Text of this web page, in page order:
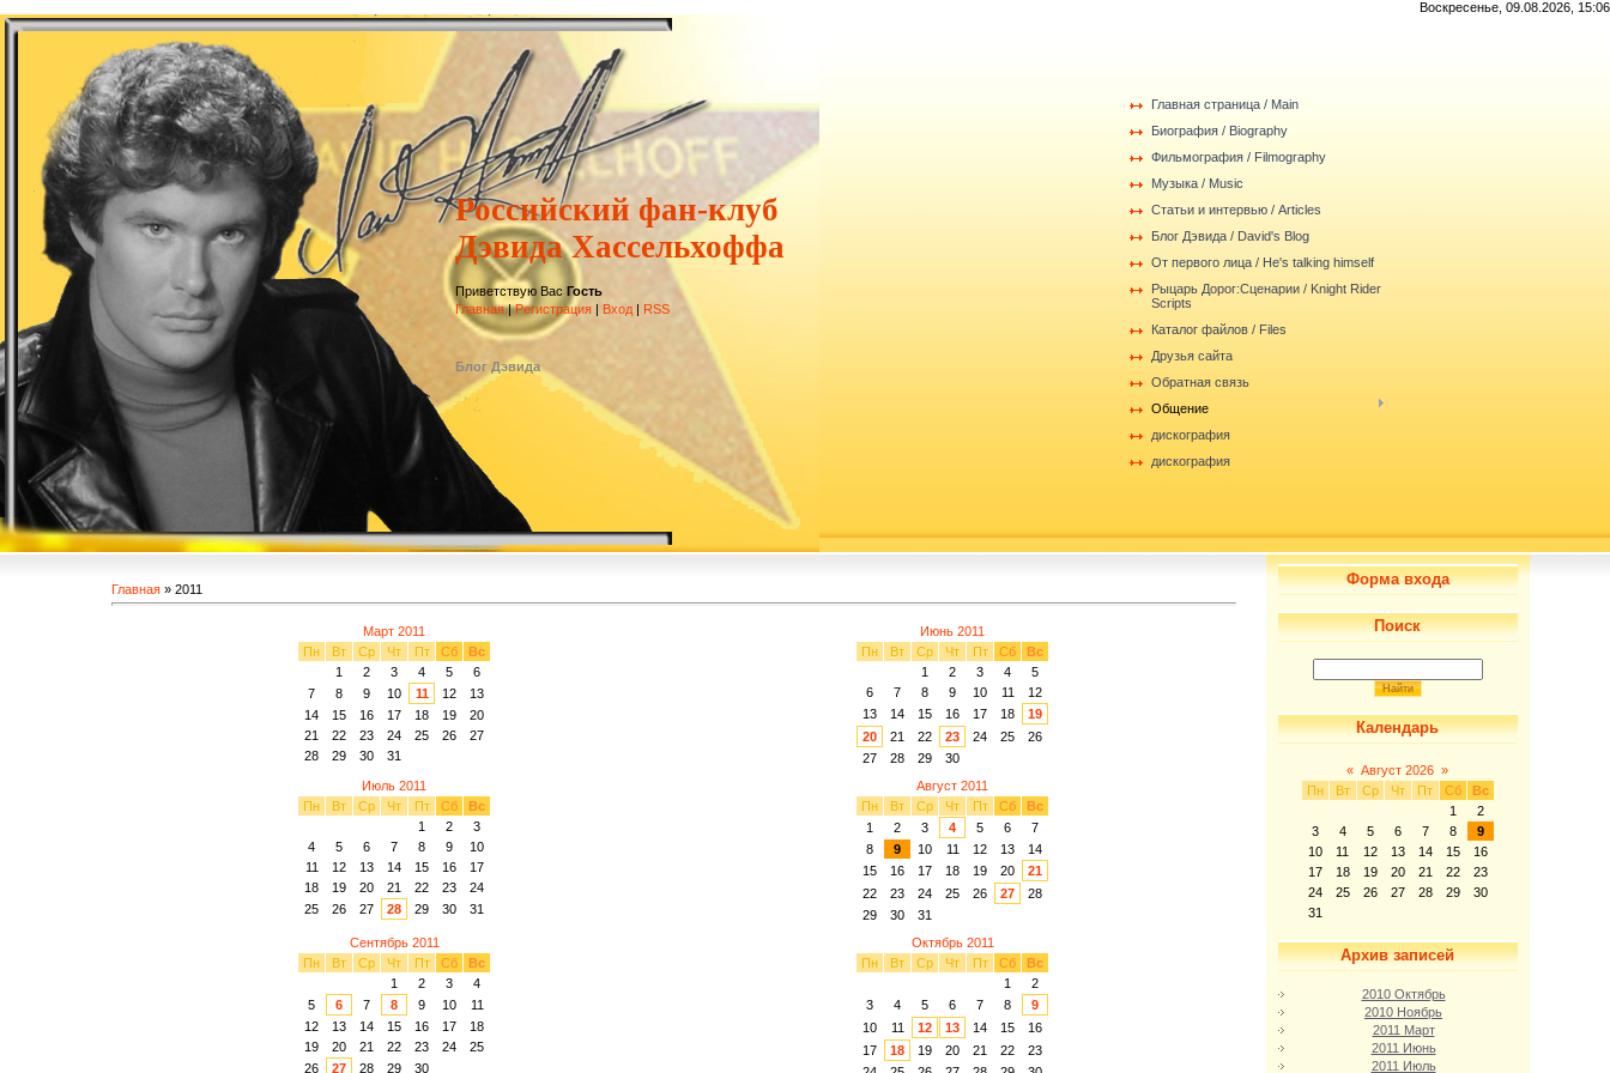
Воскресенье, 09.08.2026, 15:06
Российский фан-клуб
Дэвида Хассельхоффа
Приветствую Вас Гость
Главная|Регистрация | Вход | RSS
Блог Дэвида
Главная страница / Main
Биография / Biography
Фильмография / Filmography
Музыка / Music
Статьи и интервью / Articles
Блог Дэвида / David's Blog
От первого лица / He's talking himself
Рыцарь Дорог:Сценарии / Knight Rider
Scripts
Каталог файлов / Files
Друзья сайта
Обратная связь
Общение
дискография
дискография
Главная» 2011
Март 2011
Пн
Вт Ср Чт Пт Сб
Вс
1
2 3 4 5
6
7
8 9 10 11 12
13
14
15 16 17 18 19
20
21
22 23 24 25 26
27
28
29 30 31
Июнь 2011
Пн
Вт Ср Чт Пт Сб
Вс
1
2 3 4
5
6
7 8 9 10 11
12
13
14 15 16 17 18
19
20
21 22 23 24 25
26
27
28 29
30
Июль 2011
Пн
Вт Ср Чт Пт Сб
Вс
1
2
3
4
5 6 7 8 9
10
11
12 13 14 15 16
17
18
19 20 21 22 23
24
25
26 27 28 29 30 31
Август 2011
Пн
Вт Ср Чт Пт Сб
Вс
1
2 3 4 5 6
7
8
9 10 11 12 13
14
15
16 17 18 19 20
21
22
23 24 25 26 27
28
29
30
31
Сентябрь 2011
Пн
Вт Ср Чт Пт Сб
Вс
1
2 3
4
5
6 7 8 9 10
11
12
13 14 15 16 17
18
19
20 21 22 23 24
25
26
27 28 29 30
Октябрь 2011
Пн
Вт Ср Чт Пт Сб
Вс
1
2
3
4 5 6 7 8
9
10
11 12 13 14 15
16
17
18 19 20 21 22
23
Форма входа
Поиск
Календарь
« Август 2026 »
Пн
Вт Ср Чт Пт Сб
Вс
1
2
3
4 5 6 7 8
9
10
11 12 13 14 15
16
17
18 19 20 21 22
23
24
25 26 27 28 29
30
31
Архив записей
2010 Октябрь
2010 Ноябрь
2011 Март
2011 Июнь
2011 Июль